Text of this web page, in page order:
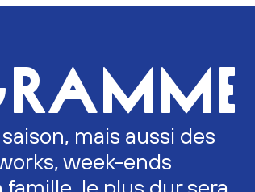
mais aussi des
week-ends